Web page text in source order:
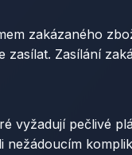
zakázaného
Zasílání
vyžadují pečlivé